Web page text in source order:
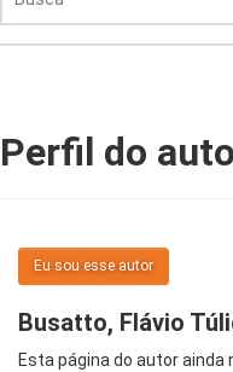
Perfil do
Eu sou esse autor
Busatto, Flávio
Esta página do autor